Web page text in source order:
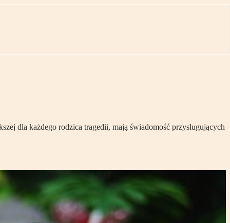
dla każdego rodzica tragedii, mają świadomość przysługujących